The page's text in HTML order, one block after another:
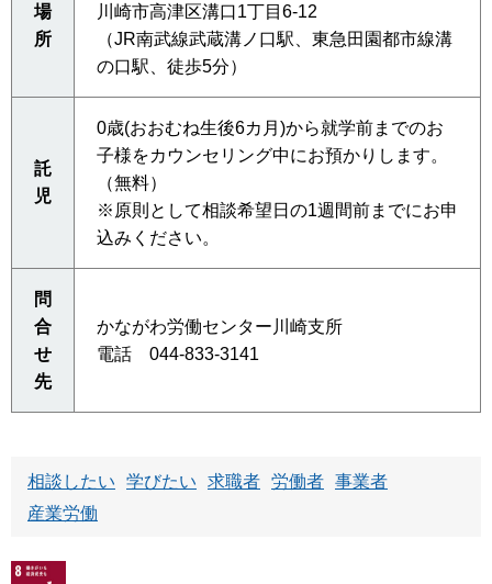
場
所
川崎市高津区溝口1丁目6-12
（JR南武線武蔵溝ノ口駅、東急田園都市線溝
の口駅、徒歩5分）
託
児
0歳(おおむね生後6カ月)から就学前までのお
子様をカウンセリング中にお預かりします。
（無料）
※原則として相談希望日の1週間前までにお申
込みください。
問
合
せ
先
かながわ労働センター川崎支所
電話 044-833-3141
相談したい 学びたい 求職者 労働者 事業者
産業労働